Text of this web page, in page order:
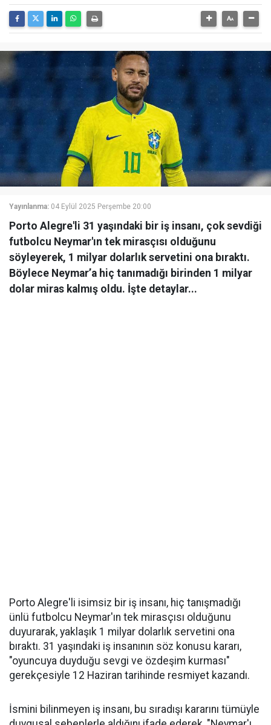
Yayınlanma: 04 Eylül 2025 Perşembe 20:00
Porto Alegre'li 31 yaşındaki bir iş insanı, çok sevdiği
futbolcu Neymar'ın tek mirasçısı olduğunu
söyleyerek, 1 milyar dolarlık servetini ona bıraktı.
Böylece Neymar’a hiç tanımadığı birinden 1 milyar
dolar miras kalmış oldu. İşte detaylar...
Porto Alegre'li isimsiz bir iş insanı, hiç tanışmadığı
ünlü futbolcu Neymar'ın tek mirasçısı olduğunu
duyurarak, yaklaşık 1 milyar dolarlık servetini ona
bıraktı. 31 yaşındaki iş insanının söz konusu kararı,
"oyuncuya duyduğu sevgi ve özdeşim kurması"
gerekçesiyle 12 Haziran tarihinde resmiyet kazandı.
İsmini bilinmeyen iş insanı, bu sıradışı kararını tümüyle